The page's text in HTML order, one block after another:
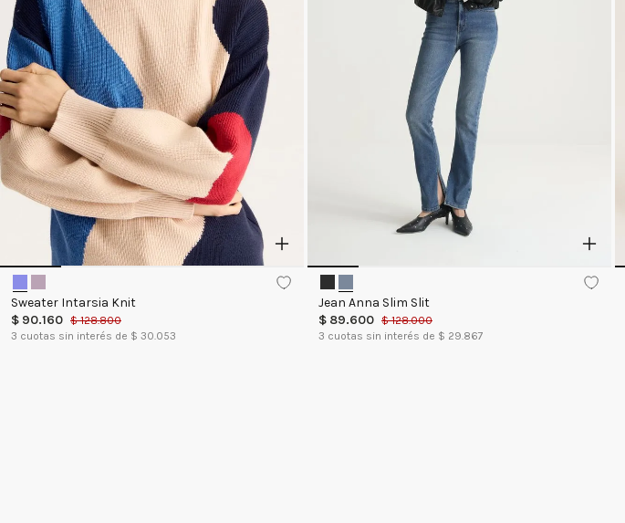
Sweater Intarsia Knit
$ 90.160 $ 128.800
3 cuotas sin interés de $ 30.053
Jean Anna Slim Slit
$ 89.600 $ 128.000
3 cuotas sin interés de $ 29.867